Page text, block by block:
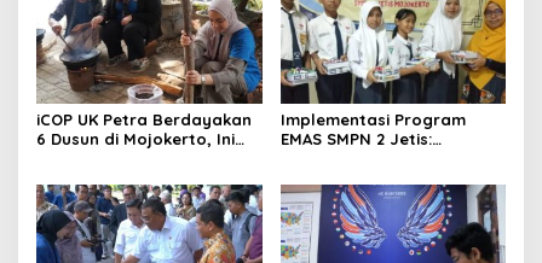
iCOP UK Petra Berdayakan
6 Dusun di Mojokerto, Ini
Implementasi Program
EMAS SMPN 2 Jetis: